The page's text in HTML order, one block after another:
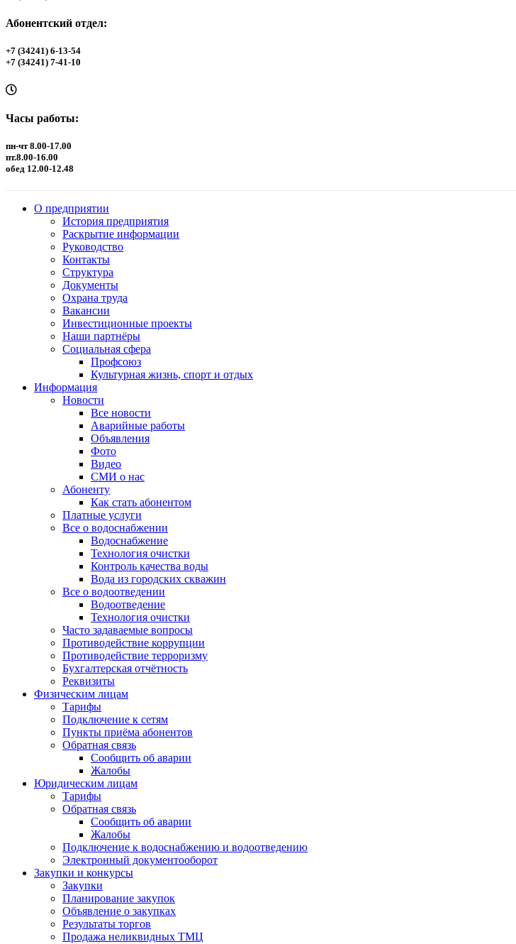
Абонентский отдел:
+7 (34241) 6-13-54
+7 (34241) 7-41-10
Часы работы:
пн-чт 8.00-17.00
пт.8.00-16.00
обед 12.00-12.48
О предприятии
История предприятия
Раскрытие информации
Руководство
Контакты
Структура
Документы
Охрана труда
Вакансии
Инвестиционные проекты
Наши партнёры
Социальная сфера
Профсоюз
Культурная жизнь, спорт и отдых
Информация
Новости
Все новости
Аварийные работы
Объявления
Фото
Видео
СМИ о нас
Абоненту
Как стать абонентом
Платные услуги
Все о водоснабжении
Водоснабжение
Технология очистки
Контроль качества воды
Вода из городских скважин
Все о водоотведении
Водоотведение
Технология очистки
Часто задаваемые вопросы
Противодействие коррупции
Противодействие терроризму
Бухгалтерская отчётность
Реквизиты
Физическим лицам
Тарифы
Подключение к сетям
Пункты приёма абонентов
Обратная связь
Сообщить об аварии
Жалобы
Юридическим лицам
Тарифы
Обратная связь
Сообщить об аварии
Жалобы
Подключение к водоснабжению и водоотведению
Электронный документооборот
Закупки и конкурсы
Закупки
Планирование закупок
Объявление о закупках
Результаты торгов
Продажа неликвидных ТМЦ